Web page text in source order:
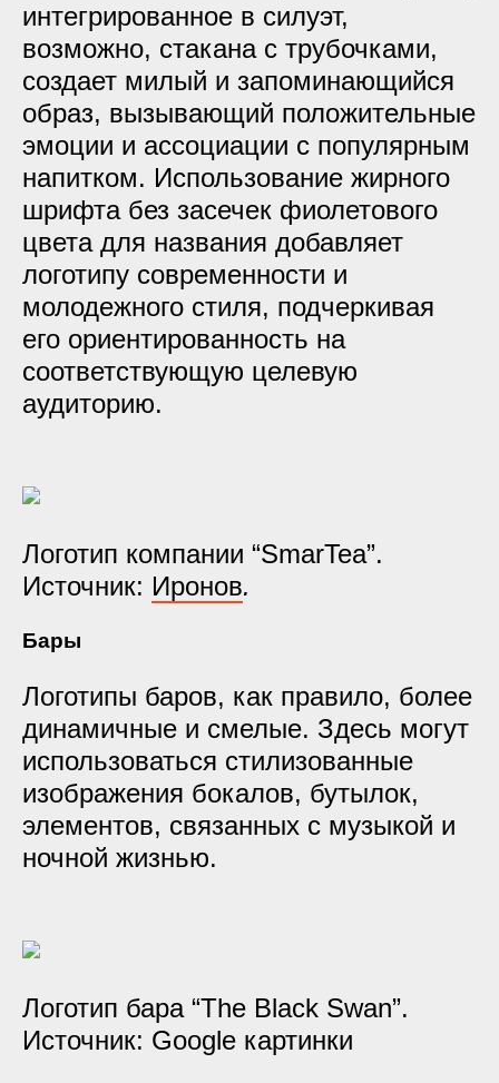
интегрированное в силуэт,
возможно, стакана с трубочками,
создает милый и запоминающийся
образ, вызывающий положительные
эмоции и ассоциации с популярным
напитком. Использование жирного
шрифта без засечек фиолетового
цвета для названия добавляет
логотипу современности и
молодежного стиля, подчеркивая
его ориентированность на
соответствующую целевую
аудиторию.
Логотип компании “SmarTea”.
Источник: Иронов.
Бары
Логотипы баров, как правило, более
динамичные и смелые. Здесь могут
использоваться стилизованные
изображения бокалов, бутылок,
элементов, связанных с музыкой и
ночной жизнью.
Логотип бара “The Black Swan”.
Источник: Google картинки